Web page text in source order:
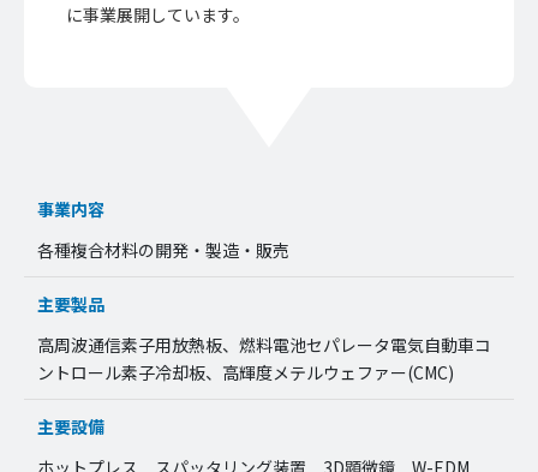
に事業展開しています。
事業内容
各種複合材料の開発・製造・販売
主要製品
高周波通信素子用放熱板、燃料電池セパレータ電気自動車コ
ントロール素子冷却板、高輝度メテルウェファー(CMC)
主要設備
ホットプレス スパッタリング装置 3D顕微鏡 W-EDM